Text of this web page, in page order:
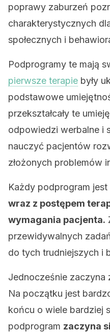
poprawy zaburzeń
charakterystycznych
społecznych i
Podprogramy te mają
pierwsze terapie były
podstawowe
przekształcały te
odpowiedzi werbalne i
nauczyć pacjentów
złożonych problemów
Każdy podprogram
wraz z postępem
wymagania pacjenta.
przewidywalnych
do tych trudniejszych i
Jednocześnie zaczyna
Na początku jest
końcu o wiele bardziej
podprogram zaczyna